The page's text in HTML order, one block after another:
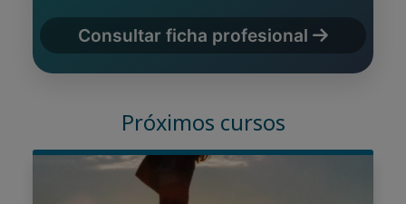
Consultar ficha profesional
Próximos cursos